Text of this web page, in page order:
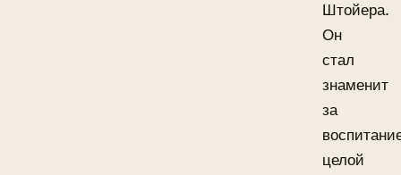
Штойера.
Он
стал
знаменит
за
целой